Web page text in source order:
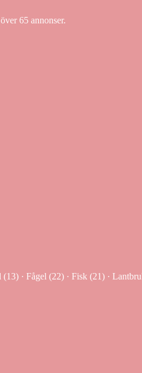
65 annonser.
· Fågel (22) · Fisk (21) ·